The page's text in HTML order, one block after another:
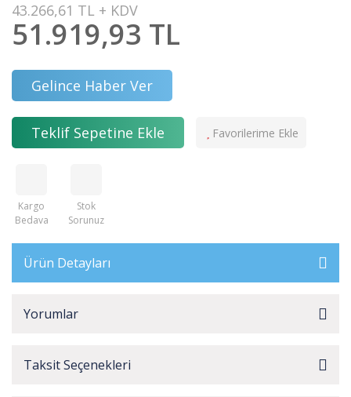
43.266,61 TL + KDV
51.919,93 TL
Gelince Haber Ver
Teklif Sepetine Ekle
Kargo
Bedava
Stok
Sorunuz
Ürün Detayları
Yorumlar
Taksit Seçenekleri